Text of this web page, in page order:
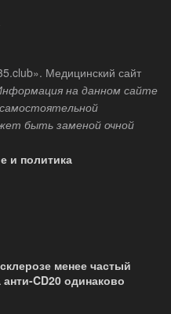
Медицинский сайт
на данном сайте
быть заменой очной
и политика
менее частый
CD20 одинаково